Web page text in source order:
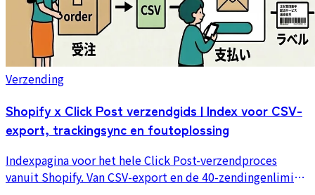
Verzending
Shopify x Click Post verzendgids | Index voor CSV-
export, trackingsync en foutoplossing
Indexpagina voor het hele Click Post-verzendproces
vanuit Shopify. Van CSV-export en de 40-zendingenlimiet